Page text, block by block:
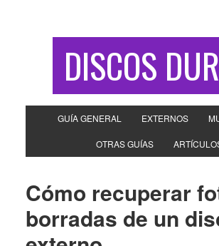
DISCOS
GUÍA GENERAL EXTERNOS
OTRAS GUÍAS
Cómo recuperar
borradas de un